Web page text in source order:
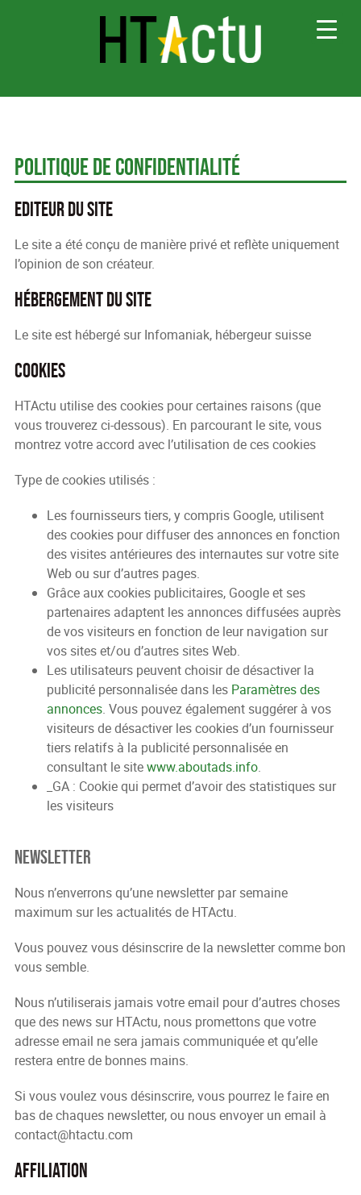
Politique de confidentialité
Editeur du site
Le site a été conçu de manière privé et reflète uniquement
l’opinion de son créateur.
Hébergement du site
Le site est hébergé sur Infomaniak, hébergeur suisse
Cookies
HTActu utilise des cookies pour certaines raisons (que
vous trouverez ci-dessous). En parcourant le site, vous
montrez votre accord avec l’utilisation de ces cookies
Type de cookies utilisés :
Les fournisseurs tiers, y compris Google, utilisent
des cookies pour diffuser des annonces en fonction
des visites antérieures des internautes sur votre site
Web ou sur d’autres pages.
Grâce aux cookies publicitaires, Google et ses
partenaires adaptent les annonces diffusées auprès
de vos visiteurs en fonction de leur navigation sur
vos sites et/ou d’autres sites Web.
Les utilisateurs peuvent choisir de désactiver la
publicité personnalisée dans les Paramètres des
annonces. Vous pouvez également suggérer à vos
visiteurs de désactiver les cookies d’un fournisseur
tiers relatifs à la publicité personnalisée en
consultant le sitewww.aboutads.info.
_GA : Cookie qui permet d’avoir des statistiques sur
les visiteurs
Newsletter
Nous n’enverrons qu’une newsletter par semaine
maximum sur les actualités de HTActu.
Vous pouvez vous désinscrire de la newsletter comme bon
vous semble.
Nous n’utiliserais jamais votre email pour d’autres choses
que des news sur HTActu, nous promettons que votre
adresse email ne sera jamais communiquée et qu’elle
restera entre de bonnes mains.
Si vous voulez vous désinscrire, vous pourrez le faire en
bas de chaques newsletter, ou nous envoyer un email à
contact@htactu.com
Affiliation